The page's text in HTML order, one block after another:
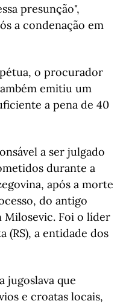
presunção",
a condenação em
o procurador
emitiu um
a pena de 40
a ser julgado
durante a
após a morte
do antigo
Milosevic. Foi o líder
(RS), a entidade dos
jugoslava que
e croatas locais,